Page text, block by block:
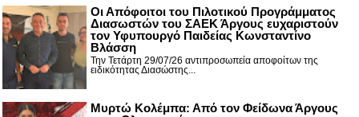
Οι Απόφοιτοι του Πιλοτικού Προγράμματος
Διασωστών του ΣΑΕΚ Άργους ευχαριστούν
τον Υφυπουργό Παιδείας Κωνσταντίνο
Βλάσση
Την Τετάρτη 29/07/26 αντιπροσωπεία αποφοίτων της
ειδικότητας Διασώστης...
Μυρτώ Κολέμπα: Από τον Φείδωνα Άργους